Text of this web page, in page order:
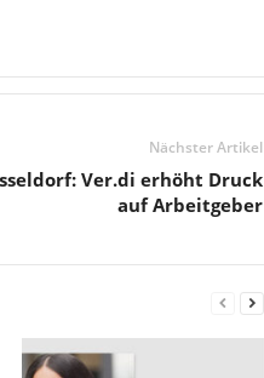
Nächster Artikel
Ver.di erhöht Druck
auf Arbeitgeber